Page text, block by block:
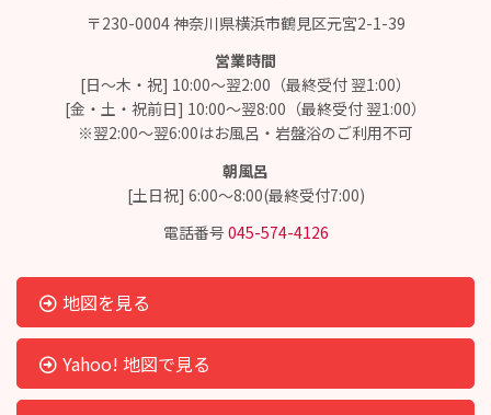
〒230-0004 神奈川県横浜市鶴見区元宮2-1-39
営業時間
[日～木・祝] 10:00～翌2:00（最終受付 翌1:00）
[金・土・祝前日] 10:00～翌8:00（最終受付 翌1:00）
※翌2:00～翌6:00はお風呂・岩盤浴のご利用不可
朝風呂
[土日祝] 6:00～8:00(最終受付7:00)
電話番号 045-574-4126
地図を見る
Yahoo! 地図で見る